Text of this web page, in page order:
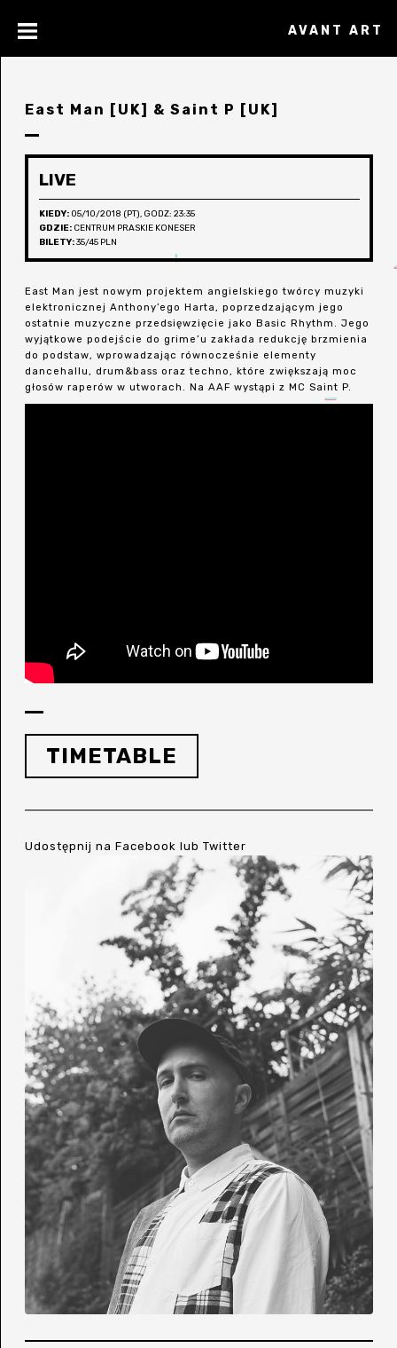
AVANT ART
East Man [UK] & Saint P [UK]
LIVE
KIEDY: 05/10/2018 (PT), GODZ: 23:35
GDZIE: CENTRUM PRASKIE KONESER
BILETY:35/45 PLN
East Man jest nowym projektem angielskiego twórcy muzyki
elektronicznej Anthony’ego Harta, poprzedzającym jego
ostatnie muzyczne przedsięwzięcie jako Basic Rhythm. Jego
wyjątkowe podejście do grime’u zakłada redukcję brzmienia
do podstaw, wprowadzając równocześnie elementy
dancehallu, drum&bass oraz techno, które zwiększają moc
głosów raperów w utworach. Na AAF wystąpi z MC Saint P.
TIMETABLE
Udostępnij na Facebook lub Twitter